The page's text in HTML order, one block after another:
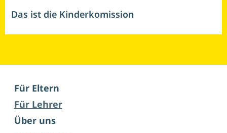
Das ist die Kinderkomission
Für Eltern
Für Lehrer
Über uns